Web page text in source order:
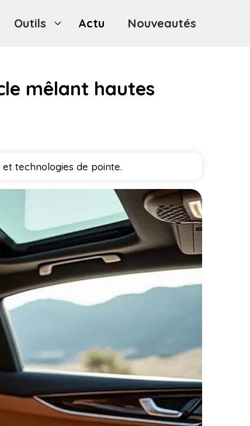
Outils Actu Nouveautés
mêlant hautes
technologies de pointe.